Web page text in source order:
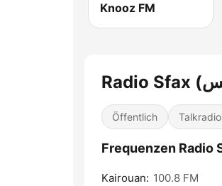
Knooz FM
Öffentlich Talkradio
Kairouan: 100.8 FM